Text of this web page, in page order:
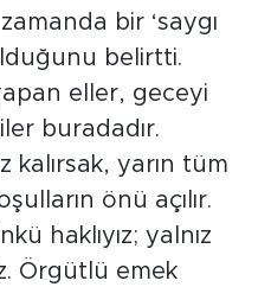
bir ‘saygı
belirtti.
eller, geceyi
buradadır.
kalırsak, yarın tüm
önü açılır.
haklıyız; yalnız
Örgütlü emek